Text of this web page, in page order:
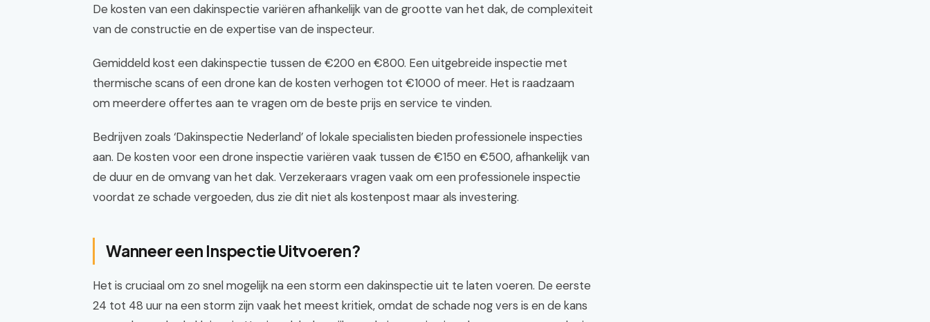
De kosten van een dakinspectie variëren afhankelijk van de grootte van het dak, de complexiteit
van de constructie en de expertise van de inspecteur.
Gemiddeld kost een dakinspectie tussen de €200 en €800. Een uitgebreide inspectie met
thermische scans of een drone kan de kosten verhogen tot €1000 of meer. Het is raadzaam
om meerdere offertes aan te vragen om de beste prijs en service te vinden.
Bedrijven zoals ‘Dakinspectie Nederland’ of lokale specialisten bieden professionele inspecties
aan. De kosten voor een drone inspectie variëren vaak tussen de €150 en €500, afhankelijk van
de duur en de omvang van het dak. Verzekeraars vragen vaak om een professionele inspectie
voordat ze schade vergoeden, dus zie dit niet als kostenpost maar als investering.
Wanneer een Inspectie Uitvoeren?
Het is cruciaal om zo snel mogelijk na een storm een dakinspectie uit te laten voeren. De eerste
24 tot 48 uur na een storm zijn vaak het meest kritiek, omdat de schade nog vers is en de kans